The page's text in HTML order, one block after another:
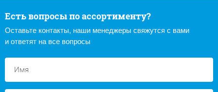
Есть вопросы по ассортименту?
Оставьте контакты, наши менеджеры свяжутся с вами
и ответят на все вопросы